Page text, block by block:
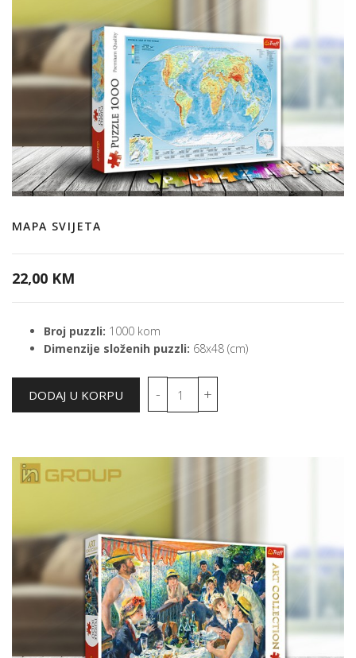
MAPA SVIJETA
22,00 KM
Broj puzzli: 1000 kom
Dimenzije složenih puzzli: 68x48 (cm)